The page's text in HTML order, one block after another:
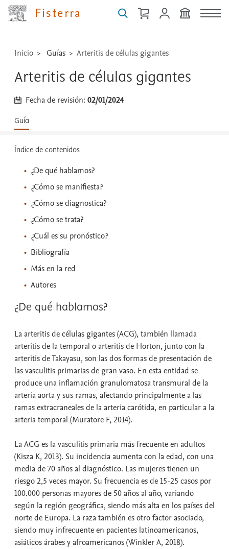
Fisterra
técnicas
...
Inicio Guías Arteritis de células gigantes
Arteritis de células gigantes
Fecha de revisión:02/01/2024
Guía
Índice de contenidos
¿De qué hablamos?
¿Cómo se manifiesta?
¿Cómo se diagnostica?
¿Cómo se trata?
¿Cuál es su pronóstico?
Bibliografía
Más en la red
Autores
¿De qué hablamos?
La arteritis de células gigantes (ACG), también llamada
arteritis de la temporal o arteritis de Horton, junto con la
arteritis de Takayasu, son las dos formas de presentación de
las vasculitis primarias de gran vaso. En esta entidad se
produce una inflamación granulomatosa transmural de la
arteria aorta y sus ramas, afectando principalmente a las
ramas extracraneales de la arteria carótida, en particular a la
arteria temporal (Muratore F, 2014).
La ACG es la vasculitis primaria más frecuente en adultos
(Kisza K, 2013). Su incidencia aumenta con la edad, con una
media de 70 años al diagnóstico. Las mujeres tienen un
riesgo 2,5 veces mayor. Su frecuencia es de 15-25 casos por
100.000 personas mayores de 50 años al año, variando
según la región geográfica, siendo más alta en los países del
norte de Europa. La raza también es otro factor asociado,
siendo muy infrecuente en pacientes latinoamericanos,
asiáticos árabes y afroamericanos (Winkler A, 2018).